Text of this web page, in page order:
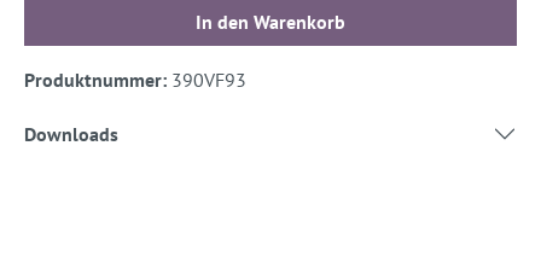
In den Warenkorb
Produktnummer: 390VF93
Downloads